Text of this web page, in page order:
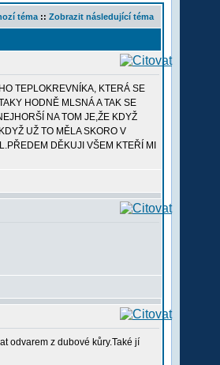
téma :: Zobrazit následující téma
TEPLOKREVNÍKA, KTERÁ SE
HODNĚ MLSNÁ A TAK SE
NA TOM JE,ŽE KDYŽ
UŽ TO MĚLA SKORO V
DĚKUJI VŠEM KTEŘÍ MI
odvarem z dubové kůry.Také jí